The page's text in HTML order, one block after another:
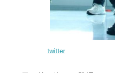
twitter